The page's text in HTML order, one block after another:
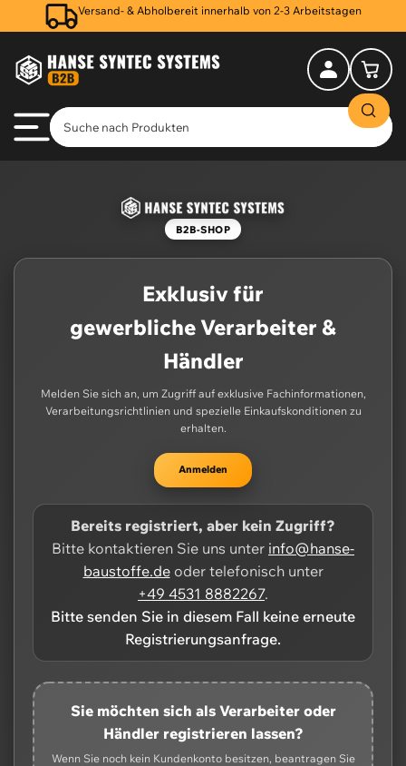
Versand- & Abholbereit innerhalb von 2-3 Arbeitstagen
Anmelden
Mini-Warenkorb
B2B-SHOP
Exklusiv für
gewerbliche Verarbeiter &
Händler
Melden Sie sich an, um Zugriff auf exklusive Fachinformationen,
Verarbeitungsrichtlinien und spezielle Einkaufskonditionen zu
erhalten.
Anmelden
Bereits registriert, aber kein Zugriff?
Bitte kontaktieren Sie uns unter info@hanse-
baustoffe.deoder telefonisch unter
+49 4531 8882267.
Bitte senden Sie in diesem Fall keine erneute
Registrierungsanfrage.
Sie möchten sich als Verarbeiter oder
Händler registrieren lassen?
Wenn Sie noch kein Kundenkonto besitzen, beantragen Sie